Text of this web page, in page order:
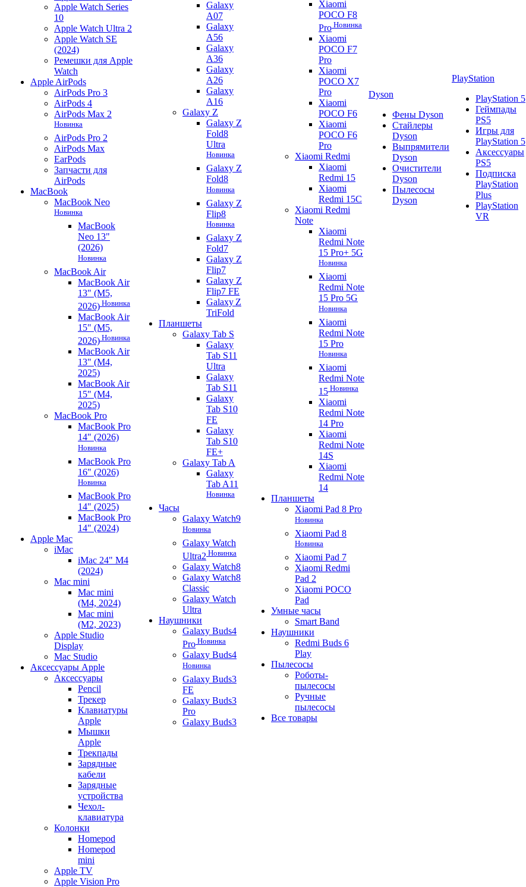
Apple Watch Series
10
Apple Watch Ultra 2
Apple Watch SE
(2024)
Ремешки для Apple
Watch
Apple AirPods
AirPods Pro 3
AirPods 4
AirPods Max 2
Новинка
AirPods Pro 2
AirPods Max
EarPods
Запчасти для
AirPods
MacBook
MacBook Neo
Новинка
MacBook
Neo 13"
(2026)
Новинка
MacBook Air
MacBook Air
13" (M5,
2026) Новинка
MacBook Air
15" (M5,
2026) Новинка
MacBook Air
13" (M4,
2025)
MacBook Air
15" (M4,
2025)
MacBook Pro
MacBook Pro
14" (2026)
Новинка
MacBook Pro
16" (2026)
Новинка
MacBook Pro
14" (2025)
MacBook Pro
14" (2024)
Apple Mac
iMac
iMac 24" M4
(2024)
Mac mini
Mac mini
(M4, 2024)
Mac mini
(M2, 2023)
Apple Studio
Display
Mac Studio
Аксессуары Apple
Аксессуары
Pencil
Трекер
Клавиатуры
Apple
Мышки
Apple
Трекпады
Зарядные
кабели
Зарядные
устройства
Чехол-
клавиатура
Колонки
Homepod
Homepod
mini
Apple TV
Apple Vision Pro
Galaxy
A07
Galaxy
A56
Galaxy
A36
Galaxy
A26
Galaxy
A16
Galaxy Z
Galaxy Z
Fold8
Ultra
Новинка
Galaxy Z
Fold8
Новинка
Galaxy Z
Flip8
Новинка
Galaxy Z
Fold7
Galaxy Z
Flip7
Galaxy Z
Flip7 FE
Galaxy Z
TriFold
Планшеты
Galaxy Tab S
Galaxy
Tab S11
Ultra
Galaxy
Tab S11
Galaxy
Tab S10
FE
Galaxy
Tab S10
FE+
Galaxy Tab A
Galaxy
Tab A11
Новинка
Часы
Galaxy Watch9
Новинка
Galaxy Watch
Ultra2 Новинка
Galaxy Watch8
Galaxy Watch8
Classic
Galaxy Watch
Ultra
Наушники
Galaxy Buds4
Pro Новинка
Galaxy Buds4
Новинка
Galaxy Buds3
FE
Galaxy Buds3
Pro
Galaxy Buds3
Xiaomi
POCO F8
Pro Новинка
Xiaomi
POCO F7
Pro
Xiaomi
POCO X7
Pro
Xiaomi
POCO F6
Xiaomi
POCO F6
Pro
Xiaomi Redmi
Xiaomi
Redmi 15
Xiaomi
Redmi 15C
Xiaomi Redmi
Note
Xiaomi
Redmi Note
15 Pro+ 5G
Новинка
Xiaomi
Redmi Note
15 Pro 5G
Новинка
Xiaomi
Redmi Note
15 Pro
Новинка
Xiaomi
Redmi Note
15 Новинка
Xiaomi
Redmi Note
14 Pro
Xiaomi
Redmi Note
14S
Xiaomi
Redmi Note
14
Планшеты
Xiaomi Pad 8 Pro
Новинка
Xiaomi Pad 8
Новинка
Xiaomi Pad 7
Xiaomi Redmi
Pad 2
Xiaomi POCO
Pad
Умные часы
Smart Band
Наушники
Redmi Buds 6
Play
Пылесосы
Роботы-
пылесосы
Ручные
пылесосы
Все товары
Dyson
Фены Dyson
Стайлеры
Dyson
Выпрямители
Dyson
Очистители
Dyson
Пылесосы
Dyson
PlayStation
PlayStation 5
Геймпады
PS5
Игры для
PlayStation 5
Аксессуары
PS5
Подписка
PlayStation
Plus
PlayStation
VR